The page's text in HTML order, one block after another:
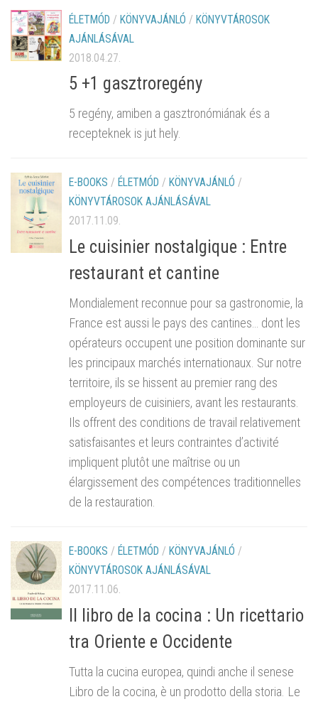
ÉLETMÓD / KÖNYVAJÁNLÓ / KÖNYVTÁROSOK
AJÁNLÁSÁVAL
2018.04.27.
5 +1 gasztroregény
5 regény, amiben a gasztronómiának és a
recepteknek is jut hely.
E-BOOKS / ÉLETMÓD / KÖNYVAJÁNLÓ /
KÖNYVTÁROSOK AJÁNLÁSÁVAL
2017.11.09.
Le cuisinier nostalgique : Entre
restaurant et cantine
Mondialement reconnue pour sa gastronomie, la
France est aussi le pays des cantines… dont les
opérateurs occupent une position dominante sur
les principaux marchés internationaux. Sur notre
territoire, ils se hissent au premier rang des
employeurs de cuisiniers, avant les restaurants.
Ils offrent des conditions de travail relativement
satisfaisantes et leurs contraintes d’activité
impliquent plutôt une maîtrise ou un
élargissement des compétences traditionnelles
de la restauration.
E-BOOKS / ÉLETMÓD / KÖNYVAJÁNLÓ /
KÖNYVTÁROSOK AJÁNLÁSÁVAL
2017.11.06.
Il libro de la cocina : Un ricettario
tra Oriente e Occidente
Tutta la cucina europea, quindi anche il senese
Libro de la cocina, è un prodotto della storia. Le